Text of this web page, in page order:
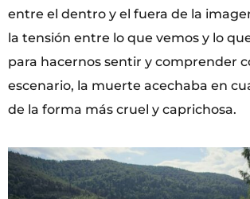
entre el dentro y el fuera de la
la tensión entre lo que vemos y lo
para hacernos sentir y comprender
escenario, la muerte acechaba en
de la forma más cruel y caprichosa.